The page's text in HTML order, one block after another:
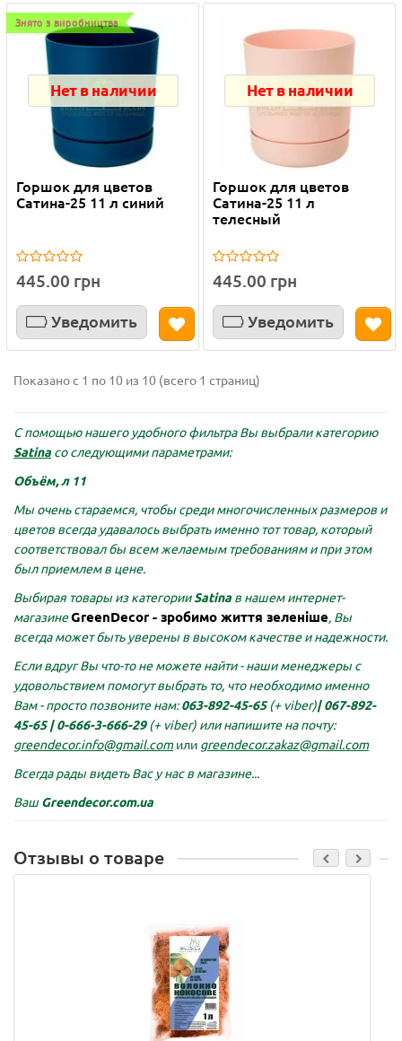
Знято з виробництва
Нет в наличии
Горшок для цветов
Сатина-25 11 л синий
445.00 грн
Уведомить
Нет в наличии
Горшок для цветов
Сатина-25 11 л
телесный
445.00 грн
Уведомить
Показано с 1 по 10 из 10 (всего 1 страниц)
С помощью нашего удобного фильтра Вы выбрали категорию
Satina со следующими параметрами:
Объём, л 11
Мы очень стараемся, чтобы среди многочисленных размеров и
цветов всегда удавалось выбрать именно тот товар, который
соответствовал бы всем желаемым требованиям и при этом
был приемлем в цене.
Выбирая товары из категорииSatina в нашем интернет-
магазинеGreenDecor - зробимо життя зеленіше, Вы
всегда может быть уверены в высоком качестве и надежности.
Если вдруг Вы что-то не можете найти - наши менеджеры с
удовольствием помогут выбрать то, что необходимо именно
Вам - просто позвоните нам:063-892-45-65(+ viber)|067-892-
45-65 | 0-666-3-666-29(+ viber) или напишите на почту:
greendecor.info@gmail.com или greendecor.zakaz@gmail.com
Всегда рады видеть Вас у нас в магазине...
Ваш Greendecor.com.ua
Отзывы о товаре